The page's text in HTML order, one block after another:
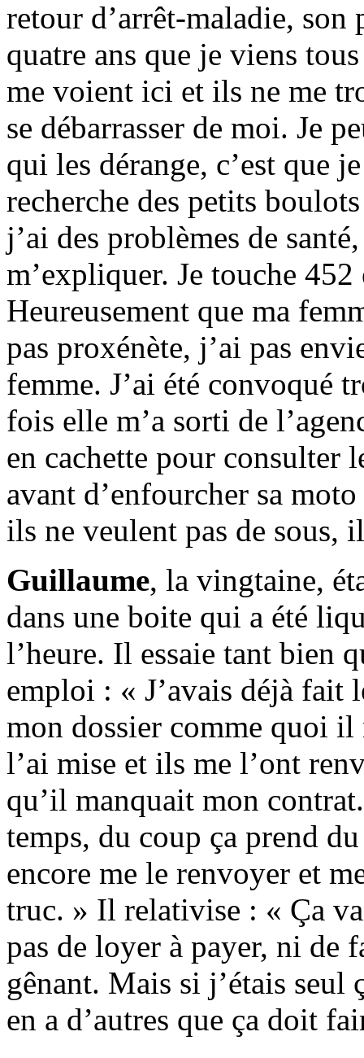
retour d’arrêt-maladie,
quatre ans que je viens
me voient ici et ils ne me
se débarrasser de moi. Je
qui les dérange, c’est que
recherche des petits
j’ai des problèmes de
m’expliquer. Je touche
Heureusement que ma
pas proxénète, j’ai pas
femme. J’ai été convoqué
fois elle m’a sorti de
en cachette pour consulter
avant d’enfourcher sa
ils ne veulent pas de sous,
Guillaume, la vingtaine,
dans une boite qui a été
l’heure. Il essaie tant bien
emploi : « J’avais déjà fait
mon dossier comme quoi
l’ai mise et ils me l’ont
qu’il manquait mon
temps, du coup ça prend
encore me le renvoyer et
truc. » Il relativise : « Ça
pas de loyer à payer, ni de
gênant. Mais si j’étais seul
en a d’autres que ça doit